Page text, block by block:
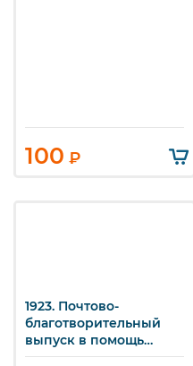
100 ₽
1923. Почтово-
благотворительный
выпуск в помощь
пострадавшим от